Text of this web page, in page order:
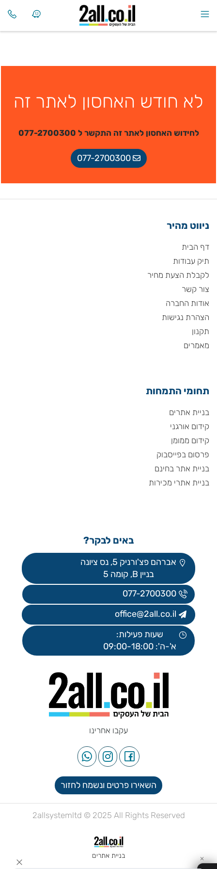
לא חודש האחסון לאתר זה
לחידוש האחסון לאתר זה התקשר ל 077-2700300
077-2700300
ניווט מהיר
דף הבית
תיק עבודות
לקבלת הצעת מחיר
צור קשר
אודות החברה
הצהרת נגישות
תקנון
מאמרים
תחומי התמחות
בניית אתרים
קידום אורגני
קידום ממומן
פרסום בפייסבוק
בניית אתר בחינם
בניית אתרי מכירות
באים לבקר?
אברהם פצ'ורניק 5, נס ציונה
בניין B, קומה 5
077-2700300
office@2all.co.il
שעות פעילות:
א'-ה': 09:00-18:00
עקבו אחרינו
השאירו פרטים ונשמח לחזור
2allsystemltd © 2025 All Rights Reserved
בניית אתרים ✕